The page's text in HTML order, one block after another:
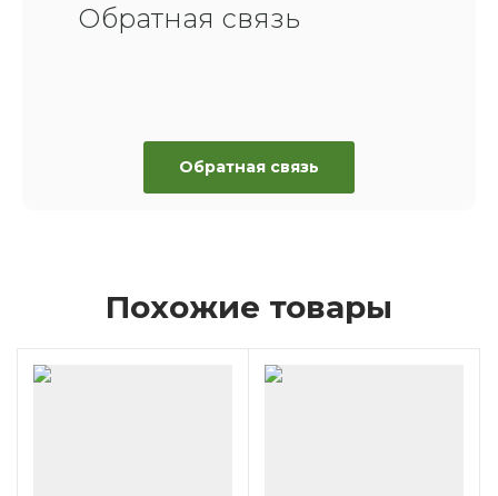
Обратная связь
Обратная связь
Похожие товары